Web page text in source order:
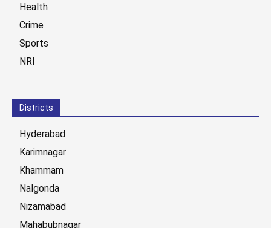
Health
Crime
Sports
NRI
Districts
Hyderabad
Karimnagar
Khammam
Nalgonda
Nizamabad
Mahabubnagar